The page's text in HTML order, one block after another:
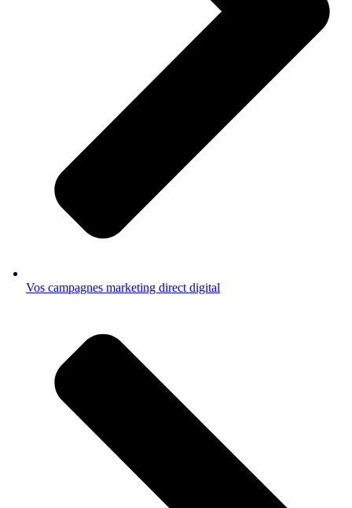
Vos campagnes marketing direct digital